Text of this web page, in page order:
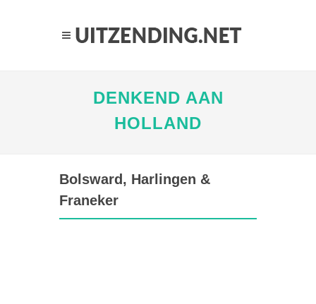
DENKEND AAN
HOLLAND
Bolsward, Harlingen &
Franeker